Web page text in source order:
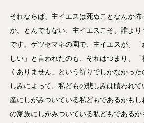
それならば、主イエスは死ぬことなんか怖
か。とんでもない、主イエスこそ、誰よ
です。ゲツセマネの園で、主イエスが、
しい」と言われたのも、それはつまり、
くありません」という祈りでしかなかっ
しみによって、私どもの悲しみは贖われ
産にしがみついている私どもであるかも
の家族にしがみついている私どもである